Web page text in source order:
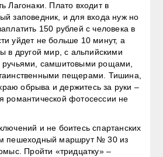
Лагонаки. Плато входит в
заповедник, и для входа нуж но
150 рублей с человека в
уйдет не больше 10 минут, а
в другой мир, с альпийскими
ручьями, самшитовыми рощами,
пещерами. Тишина,
обрыва и держитесь за руки –
романтической фотосессии не
и не боитесь спартанских
пешеходный маршрут № 30 из
Пройти «тридцатку» –